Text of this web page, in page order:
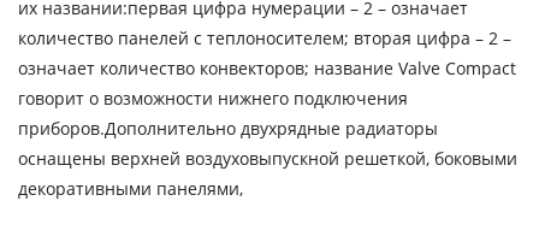
их названии:первая цифра нумерации – 2 – означает
количество панелей с теплоносителем; вторая цифра – 2 –
означает количество конвекторов; название Valve Compact
говорит о возможности нижнего подключения
приборов.Дополнительно двухрядные радиаторы
оснащены верхней воздуховыпускной решеткой, боковыми
декоративными панелями,